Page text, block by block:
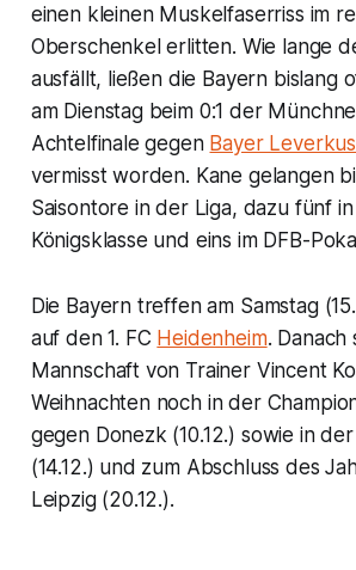
einen kleinen Muskelfaserriss im
Oberschenkel erlitten. Wie lange
ausfällt, ließen die Bayern bislang
am Dienstag beim 0:1 der
Achtelfinale gegen Bayer
vermisst worden. Kane gelangen
Saisontore in der Liga, dazu fünf
Königsklasse und eins im DFB-
Die Bayern treffen am Samstag
auf den 1. FC Heidenheim. Danach
Mannschaft von Trainer Vincent
Weihnachten noch in der
gegen Donezk (10.12.) sowie in
(14.12.) und zum Abschluss des
Leipzig (20.12.).